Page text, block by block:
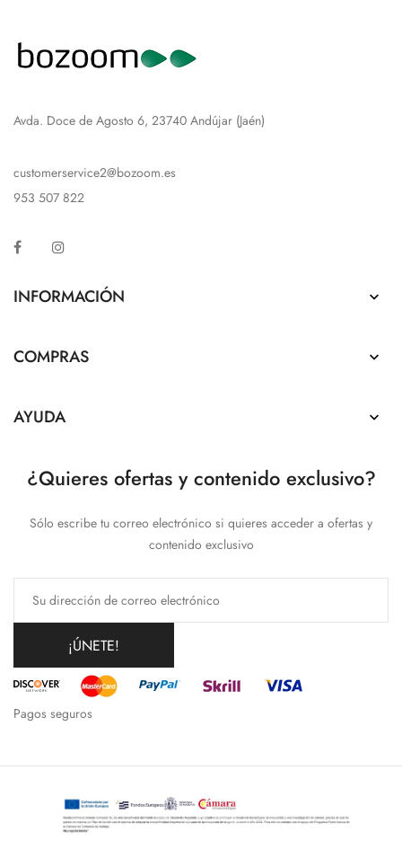
Avda. Doce de Agosto 6, 23740 Andújar (Jaén)
customerservice2@bozoom.es
953 507 822
Facebook
INFORMACIÓN 
COMPRAS 
AYUDA 
¿Quieres ofertas y contenido exclusivo?
Sólo escribe tu correo electrónico si quieres acceder a ofertas y
contenido exclusivo
¡ÚNETE!
Pagos seguros